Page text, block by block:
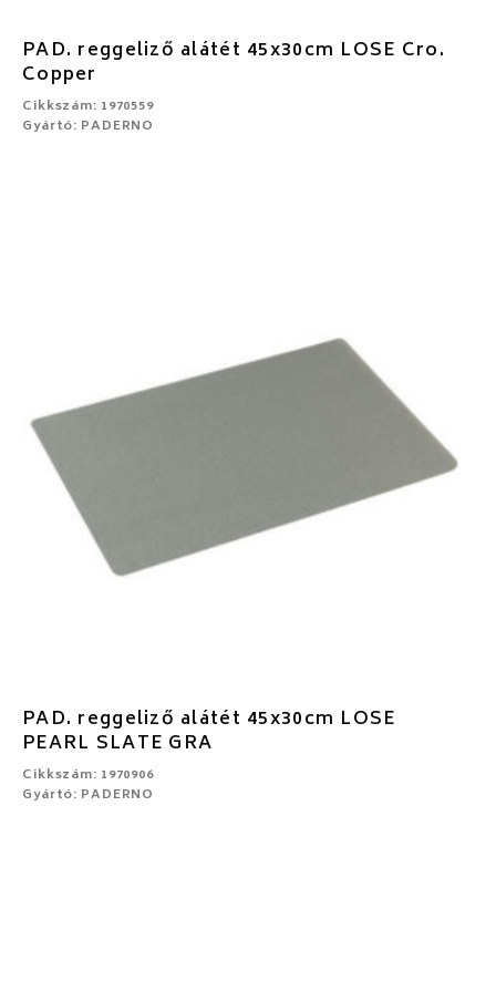
PAD. reggeliző alátét 45x30cm LOSE Cro.
Copper
Cikkszám: 1970559
Gyártó: PADERNO
PAD. reggeliző alátét 45x30cm LOSE
PEARL SLATE GRA
Cikkszám: 1970906
Gyártó: PADERNO